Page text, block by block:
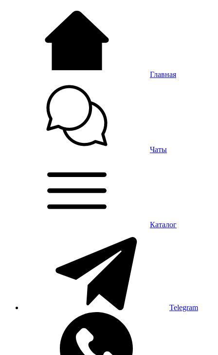
Главная
Чаты
Каталог
Telegram